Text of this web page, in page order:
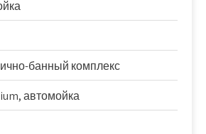
банный комплекс
автомойка